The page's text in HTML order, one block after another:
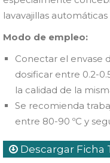
lavavajillas automáticas
Modo de empleo:
Conectar el envase
dosificar entre 0.2-
la calidad de la
Se recomienda
entre 80-90 ºC y
Descargar Ficha